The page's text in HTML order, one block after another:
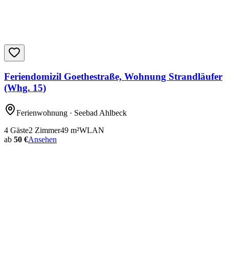
Feriendomizil Goethestraße, Wohnung Strandläufer
(Whg. 15)
Ferienwohnung · Seebad Ahlbeck
4 Gäste2 Zimmer49 m²WLAN
ab 50 €Ansehen